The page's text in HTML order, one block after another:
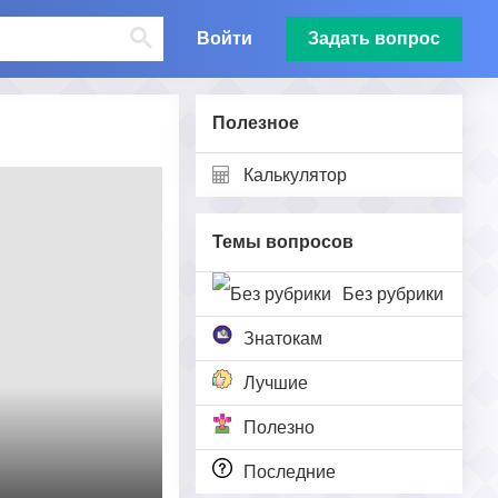
Войти Задать вопрос
Полезное
Калькулятор
Темы вопросов
Без рубрики
Знатокам
Лучшие
Полезно
Последние